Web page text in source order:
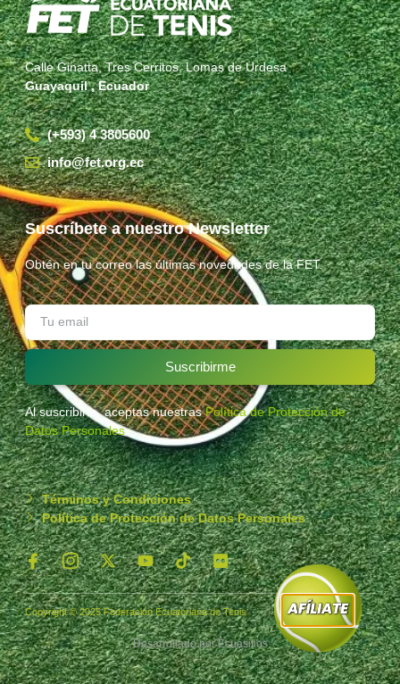
Calle Ginatta, Tres Cerritos, Lomas de Urdesa
Guayaquil , Ecuador
(+593) 4 3805600
info@fet.org.ec
Suscríbete a nuestro Newsletter
Obtén en tu correo las últimas novedades de la FET.
Suscribirme
Al suscribirte, aceptas nuestrasPolítica de Protección de
Datos Personales.
Términos y Condiciones
Política de Protección de Datos Personales
Copyright © 2025 Federación Ecuatoriana de Tenis
Desarrollado porEcuasitios